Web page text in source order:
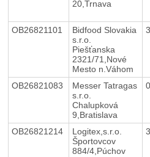
20,Trnava
OB26821101
Bidfood Slovakia
s.r.o.
Piešťanska
2321/71,Nové
Mesto n.Váhom
OB26821083
Messer Tatragas
s.r.o.
Chalupková
9,Bratislava
OB26821214
Logitex,s.r.o.
Športovcov
884/4,Púchov